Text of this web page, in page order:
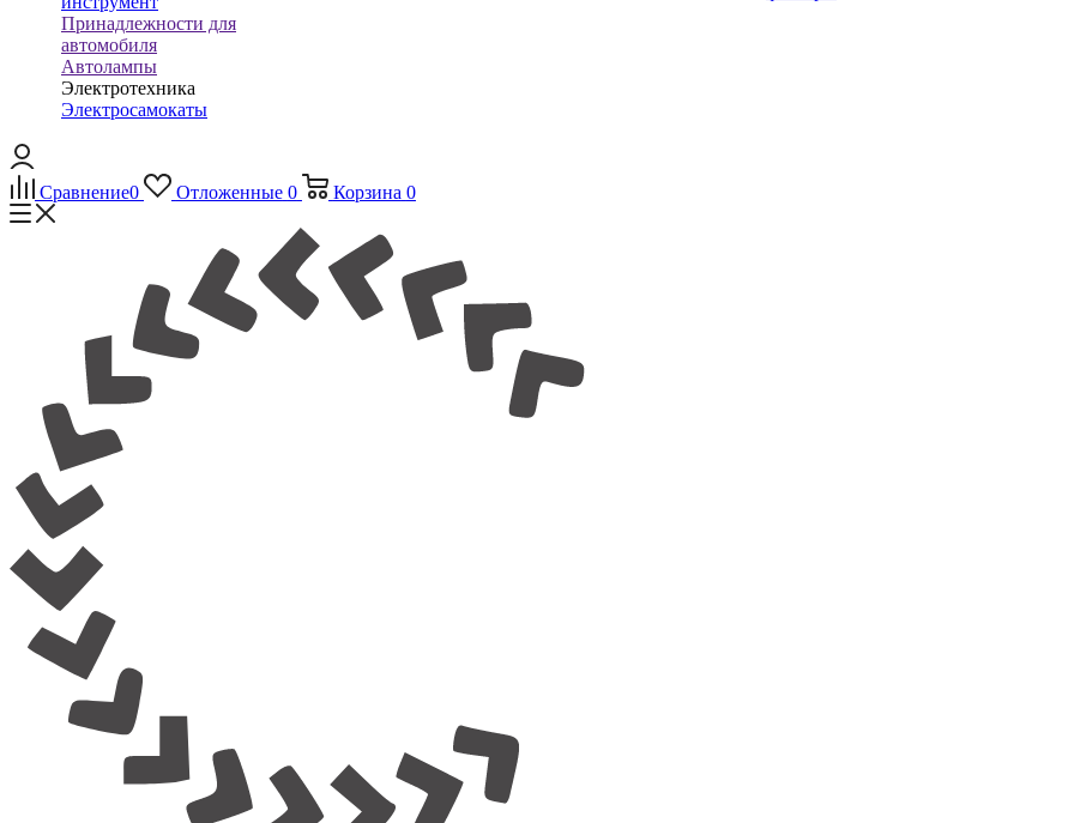
Принадлежности для
автомобиля
Автолампы
Электротехника
Электросамокаты
Сравнение0 Отложенные 0 Корзина 0